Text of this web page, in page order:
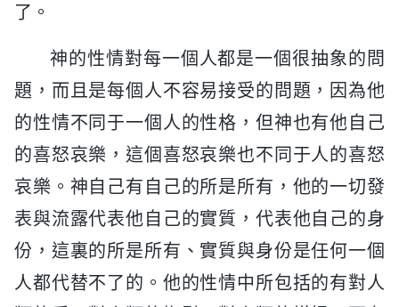
了。
神的性情對每一個人都是一個很抽象的問
題，而且是每個人不容易接受的問題，因為他
的性情不同于一個人的性格，但神也有他自己
的喜怒哀樂，這個喜怒哀樂也不同于人的喜怒
哀樂。神自己有自己的所是所有，他的一切發
表與流露代表他自己的實質，代表他自己的身
份，這裏的所是所有、實質與身份是任何一個
人都代替不了的。他的性情中所包括的有對人